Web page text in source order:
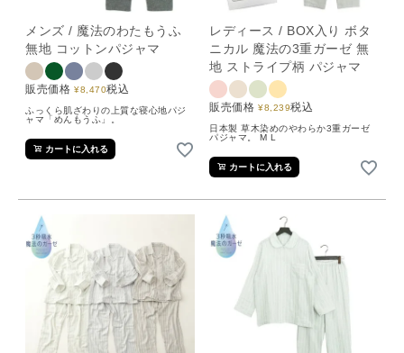
メンズ / 魔法のわたもうふ
無地 コットンパジャマ
販売価格 ¥8,470税込
ふっくら肌ざわりの上質な寝心地パジ
ャマ「めんもうふ」。
カートに入れる
レディース / BOX入り ボタ
ニカル 魔法の3重ガーゼ 無
地 ストライプ柄 パジャマ
販売価格 ¥8,239税込
日本製 草木染めのやわらか3重ガーゼ
パジャマ。 M L
カートに入れる